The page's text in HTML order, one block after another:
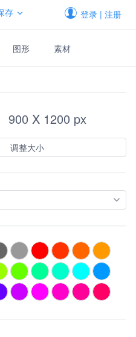
存 登录 | 注册
图形 素材
900 X 1200 px
调整大小